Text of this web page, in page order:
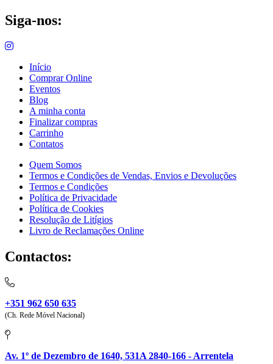
Siga-nos:
Início
Comprar Online
Eventos
Blog
A minha conta
Finalizar compras
Carrinho
Contatos
Quem Somos
Termos e Condições de Vendas, Envios e Devoluções
Termos e Condições
Política de Privacidade
Política de Cookies
Resolução de Litígios
Livro de Reclamações Online
Contactos:
+351 962 650 635
(Ch. Rede Móvel Nacional)
Av. 1º de Dezembro de 1640, 531A 2840-166 - Arrentela